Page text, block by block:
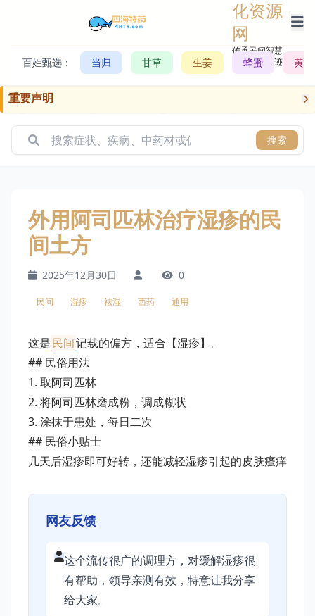
化资源
网
传承民间智慧，
记录历史轨迹
百姓甄选： 当归 甘草 生姜 蜂蜜 黄芪
重要声明
搜索
外用阿司匹林治疗湿疹的民
间土方
2025年12月30日 0
民间 湿疹 祛湿 西药 通用
这是民间记载的偏方，适合【湿疹】。
## 民俗用法
1. 取阿司匹林
2. 将阿司匹林磨成粉，调成糊状
3. 涂抹于患处，每日二次
## 民俗小贴士
几天后湿疹即可好转，还能减轻湿疹引起的皮肤瘙痒
网友反馈
这个流传很广的调理方，对缓解湿疹很
有帮助，领导亲测有效，特意让我分享
给大家。